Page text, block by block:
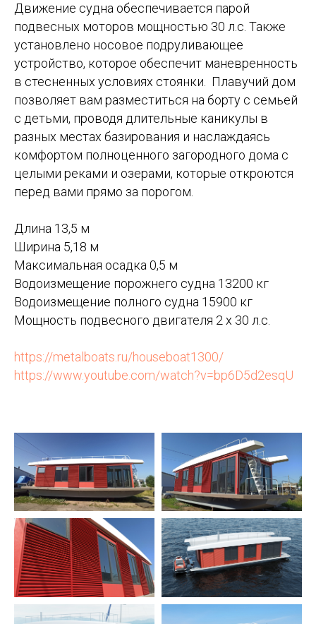
Движение судна обеспечивается парой
подвесных моторов мощностью 30 л.с. Также
установлено носовое подруливающее
устройство, которое обеспечит маневренность
в стесненных условиях стоянки. ​ Плавучий дом
позволяет вам разместиться на борту с семьей
с детьми, проводя длительные каникулы в
разных местах базирования и наслаждаясь
комфортом полноценного загородного дома с
целыми реками и озерами, которые откроются
перед вами прямо за порогом. ​
Длина 13,5 м
Ширина 5,18 м
Максимальная осадка 0,5 м
Водоизмещение порожнего судна 13200 кг
Водоизмещение полного судна 15900 кг
Мощность подвесного двигателя 2 х 30 л.с. ​
https://metalboats.ru/houseboat1300/
https://www.youtube.com/watch?v=bp6D5d2esqU